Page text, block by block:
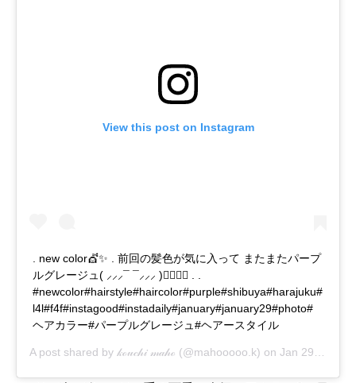
View this post on Instagram
. new color💇✨ . 前回の髪色が気に入って またまたパープ
ルグレージュ( ⸝⸝⸝¯ ¯⸝⸝⸝ )👍🏻💜💜 . .
#newcolor#hairstyle#haircolor#purple#shibuya#harajuku#
l4l#f4f#instagood#instadaily#january#january29#photo#
ヘアカラー#パープルグレージュ#ヘアースタイル
A post shared by 𝓀ℴ𝓊𝒸𝒽𝒾 𝓂𝒶𝒽ℴ (@mahooooo.k) on Jan 29, 2018 at 9:15pm PST